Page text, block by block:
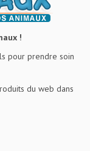
!
pour prendre soin
du web dans